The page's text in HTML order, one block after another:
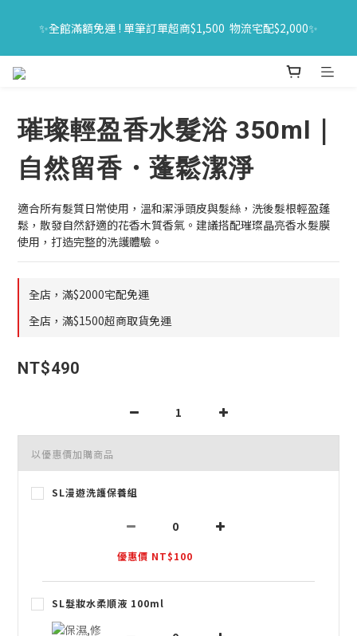
$1500送旅行組
✨全館滿額免運 ! 單筆訂單超商$1,500  物流宅配$2,000✨
🔥618年中購物節｜全館原價商品買一送一 限時06/01-06/30｜滿
璀璨輕盈香水髮浴 350ml｜
自然留香・蓬鬆潔淨
適合所有髮質日常使用，溫和潔淨頭皮與髮絲，洗後髮根輕盈蓬
鬆，散發自然舒適的花香木質香氣。建議搭配璀璨晶亮香水髮膜
使用，打造完整的洗護體驗。
全店，滿$2000宅配免運
全店，滿$1500超商取貨免運
NT$490
以優惠價加購商品
SL漫遊洗護保養組
優惠價 NT$100
SL髮妝水柔順液 100ml